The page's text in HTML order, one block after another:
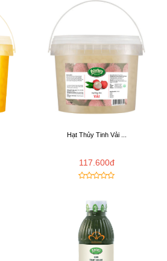
Hạt Thủy Tinh Vải ...
117.600đ